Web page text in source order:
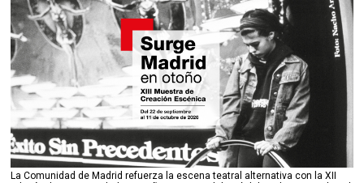
La Comunidad de Madrid refuerza la escena teatral alternativa con la XII